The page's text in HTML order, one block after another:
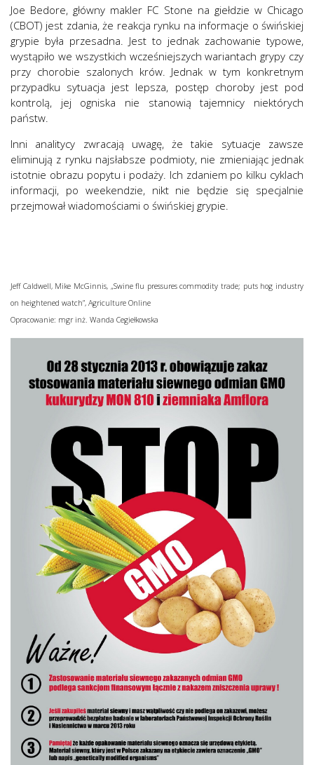
Joe Bedore, główny makler FC Stone na giełdzie w Chicago
(CBOT) jest zdania, że reakcja rynku na informacje o świńskiej
grypie była przesadna. Jest to jednak zachowanie typowe,
wystąpiło we wszystkich wcześniejszych wariantach grypy czy
przy chorobie szalonych krów. Jednak w tym konkretnym
przypadku sytuacja jest lepsza, postęp choroby jest pod
kontrolą, jej ogniska nie stanowią tajemnicy niektórych
państw.
Inni analitycy zwracają uwagę, że takie sytuacje zawsze
eliminują z rynku najsłabsze podmioty, nie zmieniając jednak
istotnie obrazu popytu i podaży. Ich zdaniem po kilku cyklach
informacji, po weekendzie, nikt nie będzie się specjalnie
przejmował wiadomościami o świńskiej grypie.
Jeff Caldwell, Mike McGinnis, „Swine flu pressures commodity trade; puts hog industry
on heightened watch”, Agriculture Online
Opracowanie: mgr inż. Wanda Cegiełkowska